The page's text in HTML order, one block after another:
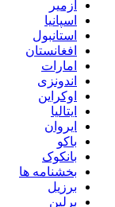
ازمیر
اسپانیا
استانبول
افغانستان
امارات
اندونزی
اوکراین
ایتالیا
ایروان
باکو
بانکوک
بخشنامه ها
برزیل
برلین